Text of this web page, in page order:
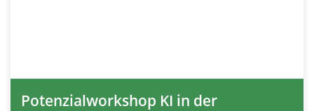
Potenzialworkshop KI in der